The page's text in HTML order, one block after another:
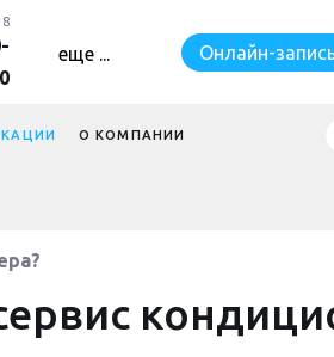
еще ...
×
Онлайн-
О КОМПАНИИ